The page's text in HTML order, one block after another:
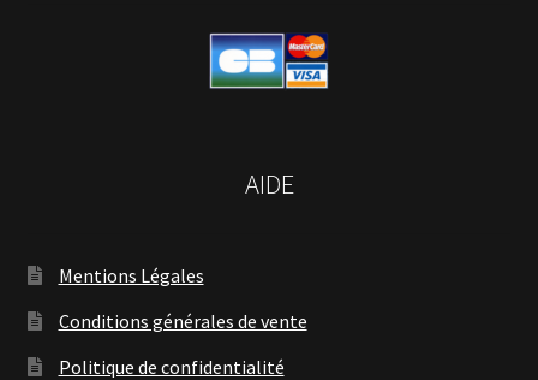
AIDE
Mentions Légales
Conditions générales de vente
Politique de confidentialité